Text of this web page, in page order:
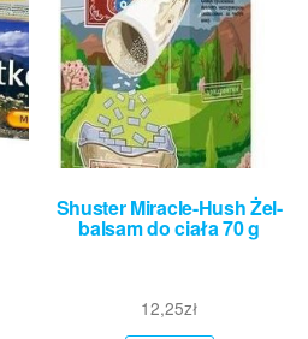
Shuster Miracle-Hush Żel-
balsam do ciała 70 g
12,25zł